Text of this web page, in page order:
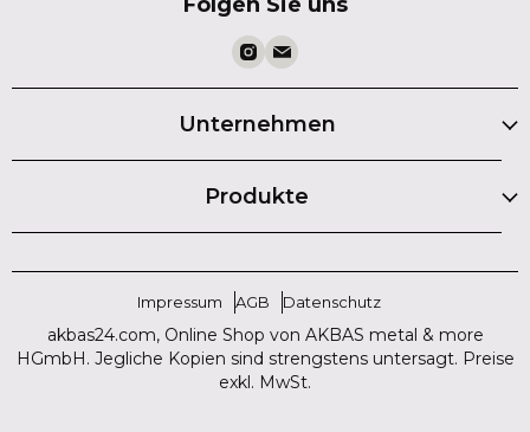
Unternehmen
Produkte
Impressum AGB Datenschutz
akbas24.com, Online Shop von AKBAS metal & more
HGmbH. Jegliche Kopien sind strengstens untersagt. Preise
exkl. MwSt.